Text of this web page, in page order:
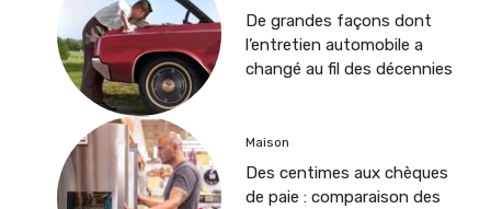
De grandes façons dont
l’entretien automobile a
changé au fil des décennies
Maison
Des centimes aux chèques
de paie : comparaison des